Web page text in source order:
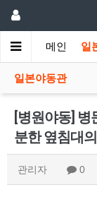
메인 일
일본야동관
[병원야동] 병
분한 옆침대
관리자 0